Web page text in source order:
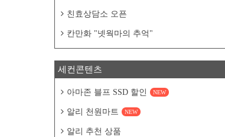
친효상담소 오픈
칸만화 "넷웍마의 추억"
세컨콘텐츠
아마존 블프 SSD 할인 NEW
알리 천원마트 NEW
알리 추천 상품